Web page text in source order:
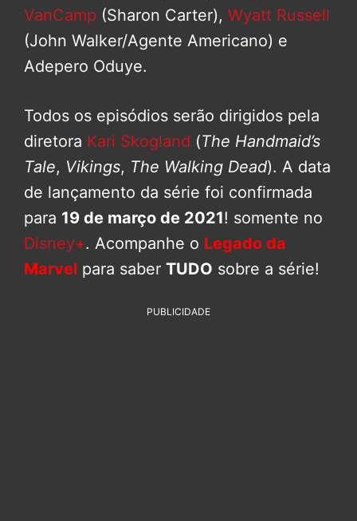
VanCamp (Sharon Carter), Wyatt Russell
(John Walker/Agente Americano) e
Adepero Oduye.
Todos os episódios serão dirigidos pela
diretora Kari Skogland (The Handmaid’s
Tale, Vikings, The Walking Dead). A data
de lançamento da série foi confirmada
para 19 de março de 2021! somente no
Disney+. Acompanhe o Legado da
Marvel para saber TUDO sobre a série!
PUBLICIDADE